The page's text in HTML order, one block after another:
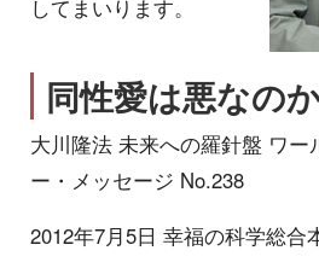
してまいります。
同性愛は悪なの
大川隆法 未来への羅針盤 ワー
ー・メッセージ No.238
2012年7月5日 幸福の科学総合